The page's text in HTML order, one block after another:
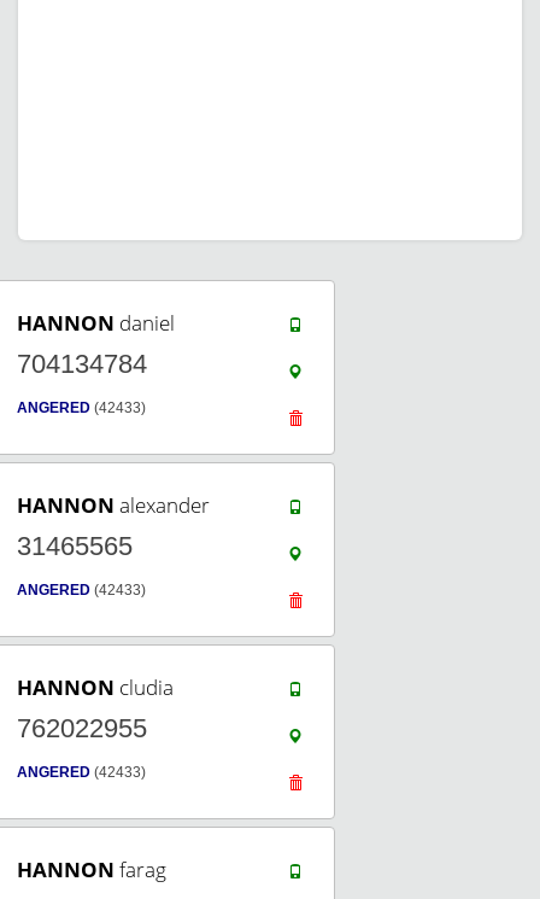
HANNON daniel
704134784
ANGERED (42433)
HANNON alexander
31465565
ANGERED (42433)
HANNON cludia
762022955
ANGERED (42433)
HANNON farag